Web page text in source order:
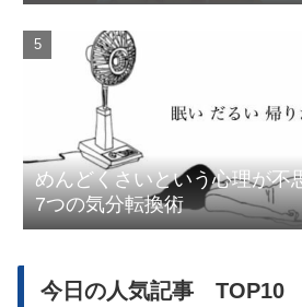
めんどくさいという心理が不
7つの気分転換術
今日の人気記事 TOP10